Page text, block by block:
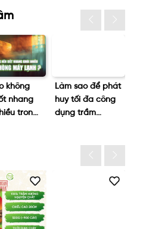
không
nhang
trong
Làm sao để phát
huy tối đa công
dụng trầm